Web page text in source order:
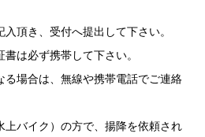
頂き、受付へ提出して下さい。
は必ず携帯して下さい。
る場合は、無線や携帯電話でご連絡
上バイク）の方で、揚降を依頼され